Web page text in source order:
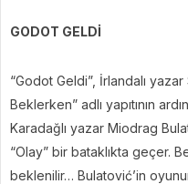
GODOT GELDİ
“Godot Geldi”, İrlandalı
Beklerken” adlı yapıtının
Karadağlı yazar Miodrag
“Olay” bir bataklıkta geçer.
beklenilir… Bulatović’in